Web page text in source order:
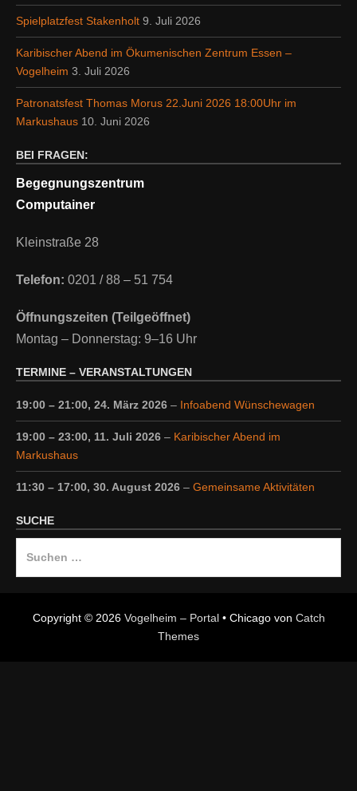
Spielplatzfest Stakenholt 9. Juli 2026
Karibischer Abend im Ökumenischen Zentrum Essen –
Vogelheim 3. Juli 2026
Patronatsfest Thomas Morus 22.Juni 2026 18:00Uhr im
Markushaus 10. Juni 2026
BEI FRAGEN:
Begegnungszentrum
Computainer
Kleinstraße 28
Telefon: 0201 / 88 – 51 754
Öffnungszeiten (Teilgeöffnet)
Montag – Donnerstag: 9–16 Uhr
TERMINE – VERANSTALTUNGEN
19:00 – 21:00, 24. März 2026 – Infoabend Wünschewagen
19:00 – 23:00, 11. Juli 2026 – Karibischer Abend im
Markushaus
11:30 – 17:00, 30. August 2026 – Gemeinsame Aktivitäten
SUCHE
Copyright © 2026 Vogelheim – Portal• Chicago von Catch
Themes